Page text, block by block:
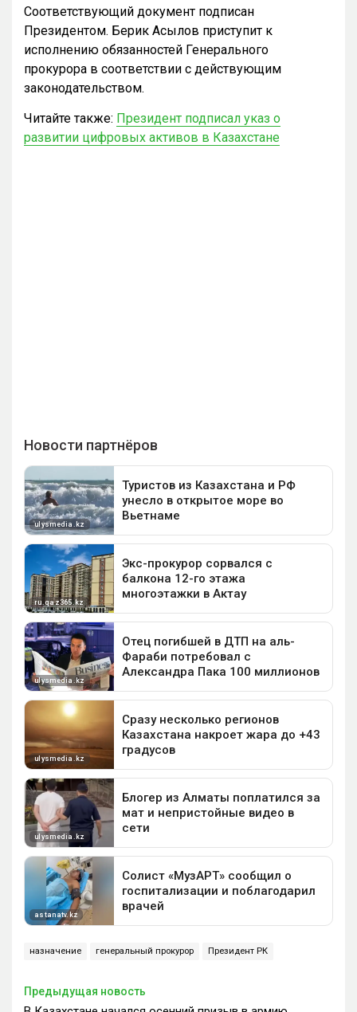
Соответствующий документ подписан
Президентом. Берик Асылов приступит к
исполнению обязанностей Генерального
прокурора в соответствии с действующим
законодательством.
Читайте также: Президент подписал указ о
развитии цифровых активов в Казахстане
назначение генеральный прокурор Президент РК
Предыдущая новость